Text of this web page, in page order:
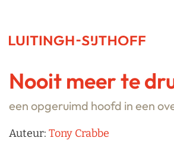
Nooit meer te
een opgeruimd hoofd in een
Auteur: Tony Crabbe